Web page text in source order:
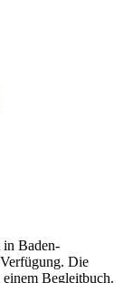
in Baden-
Die
einem Begleitbuch.